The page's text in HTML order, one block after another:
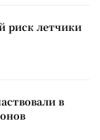
риск летчики
в